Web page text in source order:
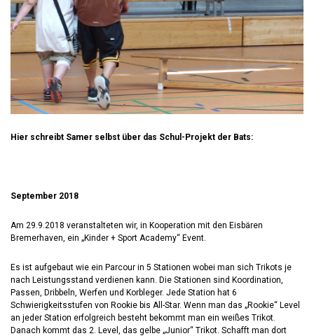
Hier schreibt Samer selbst über das Schul-Projekt der Bats:
September 2018
Am 29.9.2018 veranstalteten wir, in Kooperation mit den Eisbären
Bremerhaven, ein „Kinder + Sport Academy“ Event.
Es ist aufgebaut wie ein Parcour in 5 Stationen wobei man sich Trikots je
nach Leistungsstand verdienen kann. Die Stationen sind Koordination,
Passen, Dribbeln, Werfen und Korbleger. Jede Station hat 6
Schwierigkeitsstufen von Rookie bis All-Star. Wenn man das „Rookie“ Level
an jeder Station erfolgreich besteht bekommt man ein weißes Trikot.
Danach kommt das 2. Level, das gelbe „Junior“ Trikot. Schafft man dort